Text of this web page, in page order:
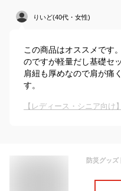
りいど(40代・女性)
この商品はオススメです
のですが軽量だし基礎セ
肩紐も厚めなので肩が痛
す。